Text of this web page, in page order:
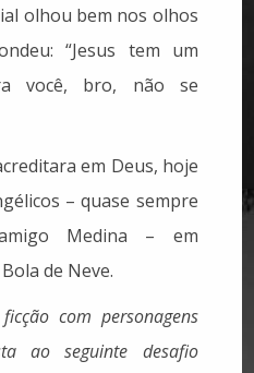
olhou bem nos olhos
“Jesus tem um
você, bro, não se
em Deus, hoje
– quase sempre
Medina – em
de Neve.
com personagens
ao seguinte desafio